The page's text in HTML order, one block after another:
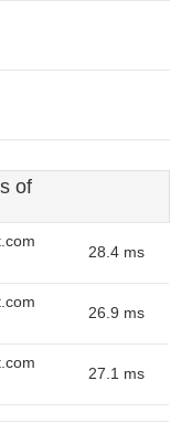
of
28.4 ms
26.9 ms
27.1 ms